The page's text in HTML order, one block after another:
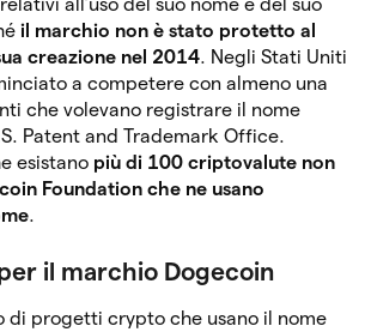
il marchio non è stato protetto al
creazione nel 2014. Negli Stati Uniti
a competere con almeno una
che volevano registrare il nome
Patent and Trademark Office.
esistano più di 100 criptovalute non
Foundation che ne usano
.
il marchio Dogecoin
di progetti crypto che usano il nome